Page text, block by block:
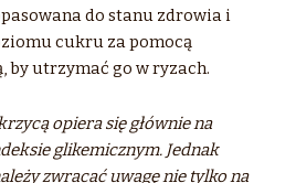
do stanu zdrowia i
cukru za pomocą
utrzymać go w ryzach.
opiera się głównie na
glikemicznym. Jednak
zwracać uwagę nie tylko na